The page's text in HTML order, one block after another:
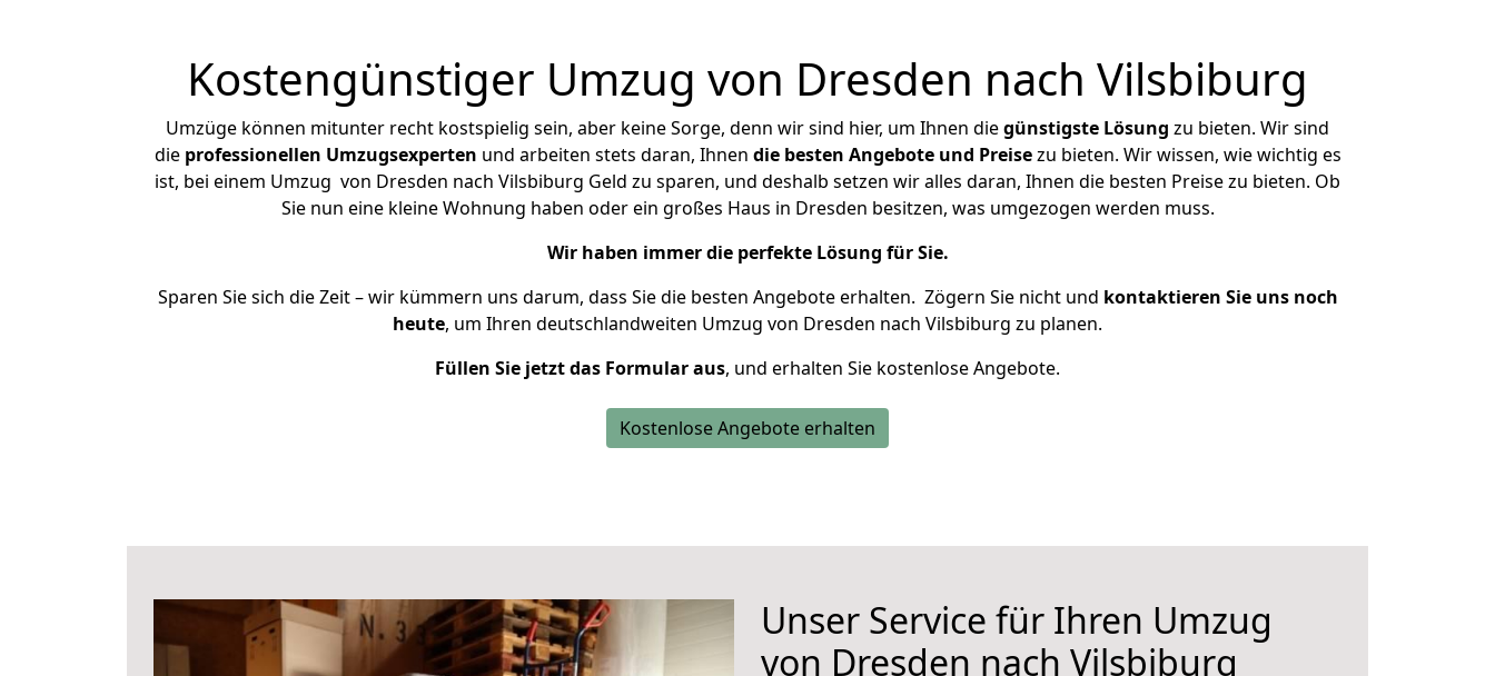
Kostengünstiger Umzug von Dresden nach Vilsbiburg
Umzüge können mitunter recht kostspielig sein, aber keine Sorge, denn wir sind hier, um Ihnen diegünstigste Lösung zu bieten. Wir sind
die professionellen Umzugsexperten und arbeiten stets daran, Ihnen die besten Angebote und Preisezu bieten. Wir wissen, wie wichtig es
ist, bei einem Umzug von Dresden nach Vilsbiburg Geld zu sparen, und deshalb setzen wir alles daran, Ihnen die besten Preise zu bieten. Ob
Sie nun eine kleine Wohnung haben oder ein großes Haus in Dresden besitzen, was umgezogen werden muss.
Wir haben immer die perfekte Lösung für Sie.
Sparen Sie sich die Zeit – wir kümmern uns darum, dass Sie die besten Angebote erhalten. Zögern Sie nicht und kontaktieren Sie uns noch
heute, um Ihren deutschlandweiten Umzug von Dresden nach Vilsbiburg zu planen.
Füllen Sie jetzt das Formular aus, und erhalten Sie kostenlose Angebote.
Kostenlose Angebote erhalten
Unser Service für Ihren Umzug
von Dresden nach Vilsbiburg